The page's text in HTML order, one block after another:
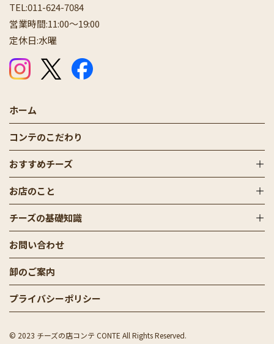
TEL:011-624-7084
営業時間:11:00〜19:00
定休日:水曜
公式Instagram公式X（Twitter）
ホーム
コンテのこだわり
おすすめチーズ
お店のこと
チーズの基礎知識
お問い合わせ
卸のご案内
プライバシーポリシー
© 2023 チーズの店コンテ CONTE All Rights Reserved.